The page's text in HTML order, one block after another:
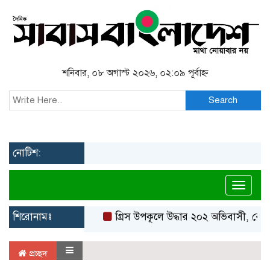
শনিবার, ০৮ অগাস্ট ২০২৬, ০২:০৯ পূর্বাহ্ন
Search
নোটিশ:
শিরোনামঃ গ্রিস উপকূলে উদ্ধার ২০২ অভিবাসী,
প্রচ্ছদ